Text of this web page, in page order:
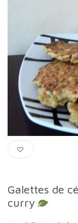
Galettes de
curry